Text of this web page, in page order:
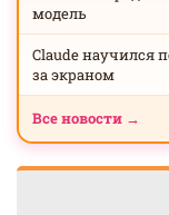
модель
Claude научился
за экраном
Все новости →